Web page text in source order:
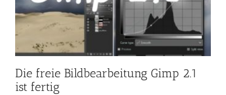
Die freie Bildbearbeitung Gimp 2.1
ist fertig